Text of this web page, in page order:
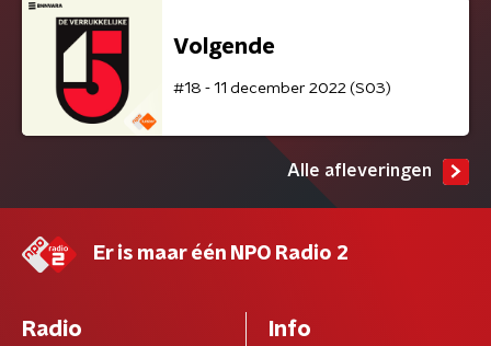
Volgende
#18 - 11 december 2022 (S03)
Alle afleveringen
Er is maar één NPO Radio 2
Radio Info